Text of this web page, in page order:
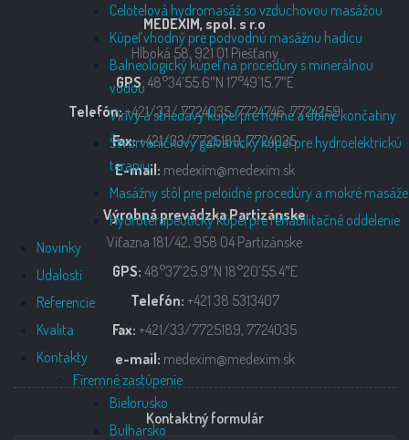
Celotelová hydromasáž so vzduchovou masážou
Kúpeľ vhodný pre podvodnú masážnu hadicu
Balneologický kúpeľ na procedúry s minerálnou
vodou
Vírivý a striedavý kúpeľ pre horné a dolné končatiny
Štvorvaničkový galvanický kúpeľ pre hydroelektrickú
terapiu
Masážny stôl pre peloidné procedúry a mokré masáže
Hydroterapeutický kúpeľ pre rehabilitačné oddelenie
Novinky
Udalosti
Referencie
Kvalita
Kontakty
Firemné zastúpenie
Bielorusko
Bulharsko
MEDEXIM, spol. s r.o
Hlboká 58, 921 01 Piešťany
GPS: 48°34’55.6″N 17°49’15.7″E
Telefón:+421/33/ 7724035, 7724746, 7724259
Fax:+421/33/7725189, 7724035
E-mail: medexim@medexim.sk
Výrobná prevádzka Partizánske
Víťazna 181/42, 958 04 Partizánske
GPS: 48°37’25.9″N 18°20’55.4″E
Telefón: +421 38 5313407
Fax: +421/33/7725189, 7724035
e-mail: medexim@medexim.sk
Kontaktný formulár